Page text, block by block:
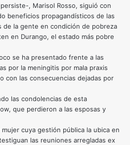
, Marisol Rosso, siguió con
beneficios propagandísticos de las
de la gente en condición de pobreza
en Durango, el estado más pobre
se ha presentado frente a las
por la meningitis por mala praxis
con las consecuencias dejadas por
las condolencias de esta
que perdieron a las esposas y
cuya gestión pública la ubica en
las reuniones arregladas ex